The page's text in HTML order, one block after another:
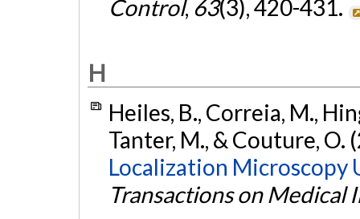
Control, 63(3), 420-431.
H
Heiles, B., Correia, M.,
Tanter, M., & Couture, O.
Localization Microscopy
Transactions on Medical